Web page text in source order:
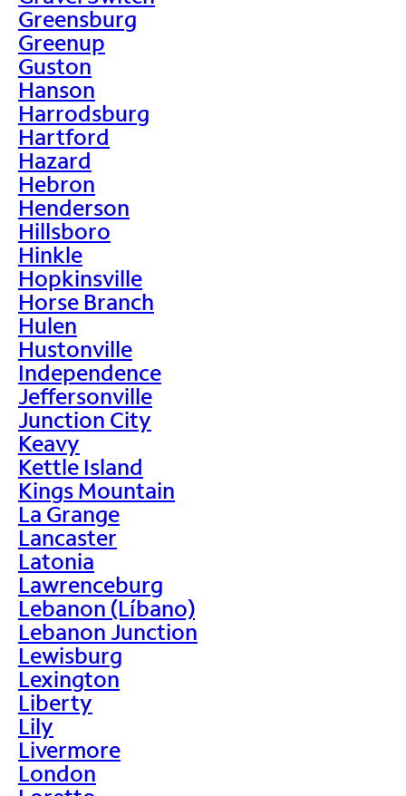
Greensburg
Greenup
Guston
Hanson
Harrodsburg
Hartford
Hazard
Hebron
Henderson
Hillsboro
Hinkle
Hopkinsville
Horse Branch
Hulen
Hustonville
Independence
Jeffersonville
Junction City
Keavy
Kettle Island
Kings Mountain
La Grange
Lancaster
Latonia
Lawrenceburg
Lebanon (Líbano)
Lebanon Junction
Lewisburg
Lexington
Liberty
Lily
Livermore
London